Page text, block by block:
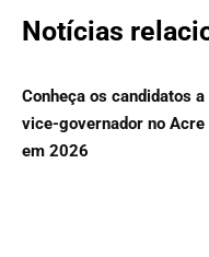
Notícias
Conheça os candidatos a
vice-governador no Acre
em 2026